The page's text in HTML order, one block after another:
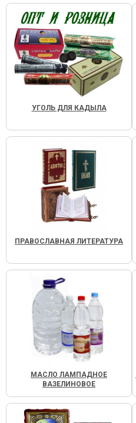
УГОЛЬ ДЛЯ КАДЫЛА
ПРАВОСЛАВНАЯ ЛИТЕРАТУРА
МАСЛО ЛАМПАДНОЕ
ВАЗЕЛИНОВОЕ